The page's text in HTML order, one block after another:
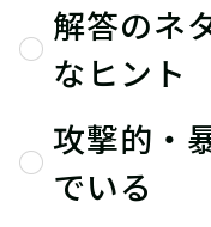
解答のネ
なヒント
攻撃的・
でいる